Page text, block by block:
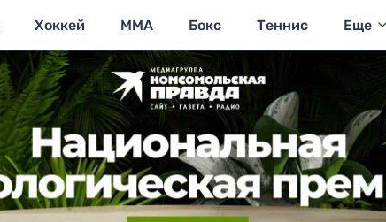
Хоккей MMA Бокс Теннис Еще